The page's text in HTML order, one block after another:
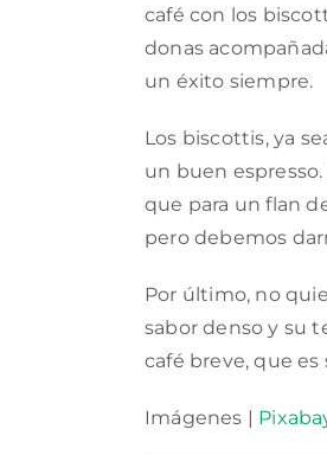
café con los
donas
un éxito siempre.
Los biscottis, ya
un buen
que para un flan
pero debemos
Por último, no
sabor denso y su
café breve, que
Imágenes |